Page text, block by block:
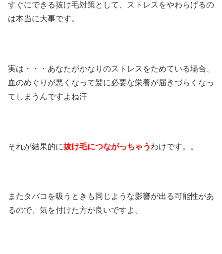
すぐにできる抜け毛対策として、ストレスをやわらげるの
は本当に大事です。
実は・・・あなたがかなりのストレスをためている場合、
血のめぐりが悪くなって髪に必要な栄養が届きづらくなっ
てしまうんですよね汗
それが結果的に抜け毛につながっちゃう わけです。。
またタバコを吸うときも同じような影響が出る可能性があ
るので、気を付けた方が良いですよ。